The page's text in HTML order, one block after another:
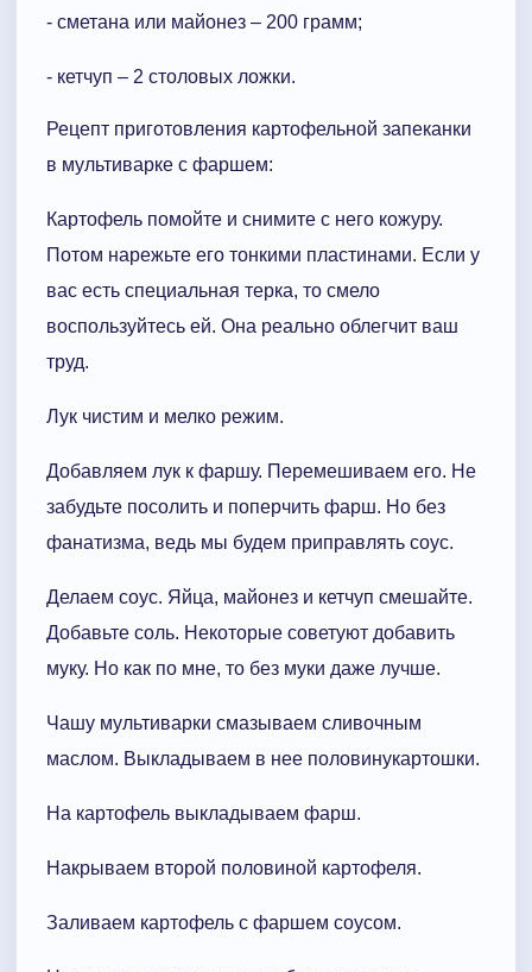
- сметана или майонез – 200 грамм;
- кетчуп – 2 столовых ложки.
Рецепт приготовления картофельной запеканки
в мультиварке с фаршем:
Картофель помойте и снимите с него кожуру.
Потом нарежьте его тонкими пластинами. Если у
вас есть специальная терка, то смело
воспользуйтесь ей. Она реально облегчит ваш
труд.
Лук чистим и мелко режим.
Добавляем лук к фаршу. Перемешиваем его. Не
забудьте посолить и поперчить фарш. Но без
фанатизма, ведь мы будем приправлять соус.
Делаем соус. Яйца, майонез и кетчуп смешайте.
Добавьте соль. Некоторые советуют добавить
муку. Но как по мне, то без муки даже лучше.
Чашу мультиварки смазываем сливочным
маслом. Выкладываем в нее половинукартошки.
На картофель выкладываем фарш.
Накрываем второй половиной картофеля.
Заливаем картофель с фаршем соусом.